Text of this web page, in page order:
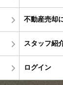
不動産売却
スタッフ紹
ログイン